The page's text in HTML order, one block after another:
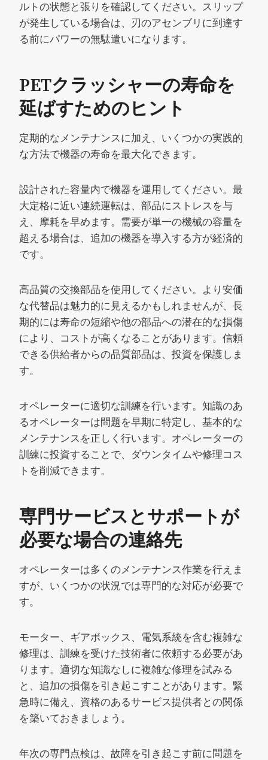
ルトの状態と張りを確認してください。スリップ
が発生している場合は、刃のアセンブリに到達す
る前にパワーの無駄遣いになります。
PETクラッシャーの寿命を
延ばすためのヒント
定期的なメンテナンスに加え、いくつかの実践的
な方法で機器の寿命を最大化できます。
設計された容量内で機器を運用してください。最
大定格に近い連続運転は、部品にストレスを与
え、摩耗を早めます。需要が単一の機械の容量を
超える場合は、追加の機器を導入する方が経済的
です。
高品質の交換部品を使用してください。より安価
な代替品は魅力的に見えるかもしれませんが、長
期的には寿命の短縮や他の部品への潜在的な損傷
により、コストが高くなることがあります。信頼
できる供給者からの品質部品は、投資を保護しま
す。
オペレーターに適切な訓練を行います。知識のあ
るオペレーターは問題を早期に特定し、基本的な
メンテナンスを正しく行います。オペレーターの
訓練に投資することで、ダウンタイムや修理コス
トを削減できます。
専門サービスとサポートが
必要な場合の連絡先
オペレーターは多くのメンテナンス作業を行えま
すが、いくつかの状況では専門的な対応が必要で
す。
モーター、ギアボックス、電気系統を含む複雑な
修理は、訓練を受けた技術者に依頼する必要があ
ります。適切な知識なしに複雑な修理を試みる
と、追加の損傷を引き起こすことがあります。緊
急時に備え、資格のあるサービス提供者との関係
を築いておきましょう。
年次の専門点検は、故障を引き起こす前に問題を